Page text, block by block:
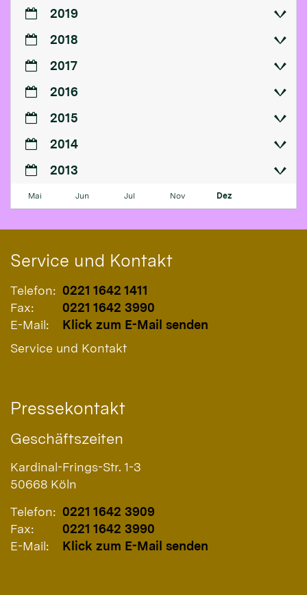
2019
2018
2017
2016
2015
2014
2013
Mai Jun Jul Nov Dez
Service und Kontakt
Telefon: 0221 1642 1411
Fax:
0221 1642 3990
E-Mail:
Klick zum E-Mail senden
Service und Kontakt
Pressekontakt
Geschäftszeiten
Kardinal-Frings-Str. 1-3
50668 Köln
Telefon: 0221 1642 3909
Fax:
0221 1642 3990
E-Mail:
Klick zum E-Mail senden